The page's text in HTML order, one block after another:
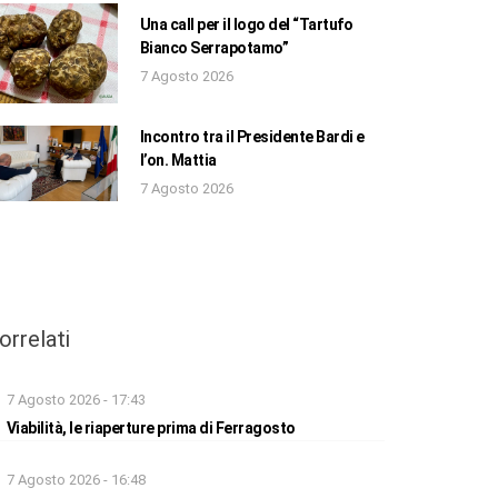
Una call per il logo del “Tartufo
Bianco Serrapotamo”
7 Agosto 2026
Incontro tra il Presidente Bardi e
l’on. Mattia
7 Agosto 2026
7 Agosto 2026 - 17:43
Viabilità, le riaperture prima di Ferragosto
7 Agosto 2026 - 16:48